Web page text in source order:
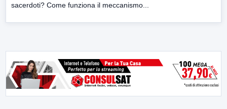
sacerdoti? Come funziona il meccanismo...